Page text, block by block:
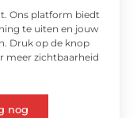
Ons platform biedt
te uiten en jouw
Druk op de knop
meer zichtbaarheid
nog